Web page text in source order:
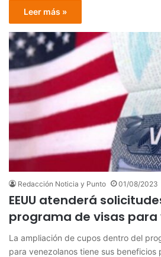
Leer más »
Redacción Noticia y Punto 01/08/2023
EEUU atenderá
programa de visas para
La ampliación de cupos dentro del
para venezolanos tiene sus beneficios